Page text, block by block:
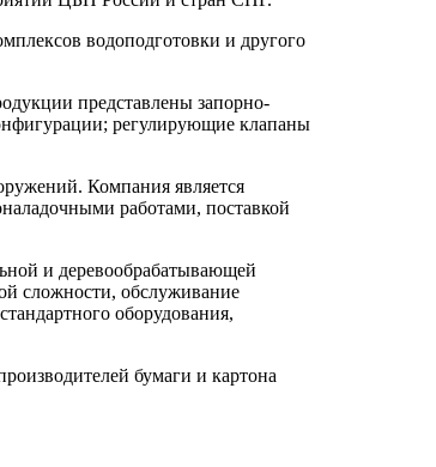
водоподготовки и другого
представлены запорно-
регулирующие клапаны
Компания является
работами, поставкой
и деревообрабатывающей
сложности, обслуживание
оборудования,
бумаги и картона